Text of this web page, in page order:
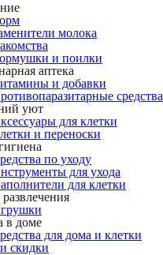
молока
и поилки
аптека
и добавки
средства
уют
для клетки
и переноски
по уходу
для ухода
для клетки
в доме
для дома и клетки
скидки